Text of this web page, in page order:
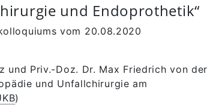
und Endoprothetik“
vom 20.08.2020
und Priv.-Doz. Dr. Max Friedrich von der
und Unfallchirurgie am
)